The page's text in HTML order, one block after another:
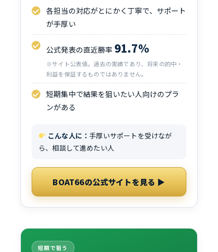
各担当の対応がとにかく丁寧で、サポート
が手厚い
公式発表の直近勝率 91.7%
※サイト公表値。過去の実績であり、将来の的中・
利益を保証するものではありません。
短期集中で結果を狙いたい人向けのプラ
ンがある
こんな人に： 手厚いサポートを受けなが
ら、相談して進めたい人
BOAT66の公式サイトを見る ▶
短期で狙う